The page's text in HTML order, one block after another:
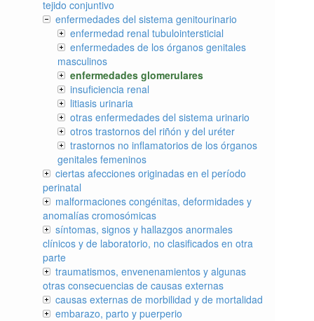
tejido conjuntivo
enfermedades del sistema genitourinario
enfermedad renal tubulointersticial
enfermedades de los órganos genitales
masculinos
enfermedades glomerulares
insuficiencia renal
litiasis urinaria
otras enfermedades del sistema urinario
otros trastornos del riñón y del uréter
trastornos no inflamatorios de los órganos
genitales femeninos
ciertas afecciones originadas en el período
perinatal
malformaciones congénitas, deformidades y
anomalías cromosómicas
síntomas, signos y hallazgos anormales
clínicos y de laboratorio, no clasificados en otra
parte
traumatismos, envenenamientos y algunas
otras consecuencias de causas externas
causas externas de morbilidad y de mortalidad
embarazo, parto y puerperio